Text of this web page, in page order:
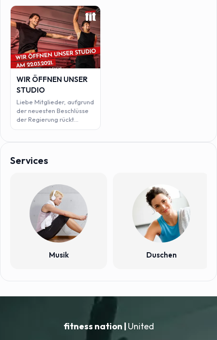
WIR ÖFFNEN UNSER
STUDIO
Liebe Mitglieder, aufgrund
der neuesten Beschlüsse
der Regierung rückt
unsere Wiedereröffnung in
Stufenplan am 22.03.
aktuellsten Hygiene- und
Sicherheitsbestimmungen.
Wir halten euch auf dem
Laufenden und freuen uns
bereits jetzt schon darauf
wieder Vollgas mit euch
geben zu können.
#endlich #fitnessmotivation #cleverfitfamily #gym #happy
Services
Musik Duschen
fitness nation | United